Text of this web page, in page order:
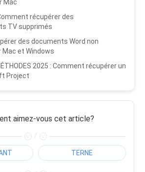
Mac
récupérer des
TV supprimés
des documents Word non
et Windows
2025 : Comment récupérer un
Project
aimez-vous cet article?
/
TERNE